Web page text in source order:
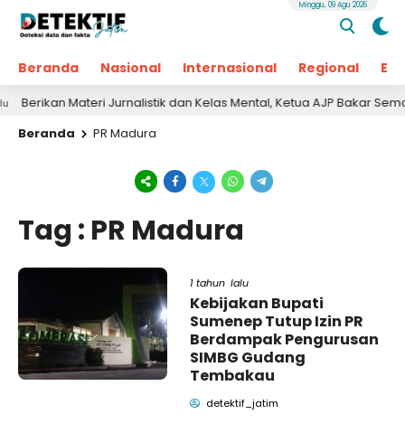
Beranda Nasional Internasional Regional
Minggu, 09 Agu 2026
Materi Jurnalistik dan Kelas Mental, Ketua AJP Bakar
Beranda
PR Madura
Tag : PR Madura
1 tahun lalu
Kebijakan Bupati
Sumenep Tutup Izin PR
Berdampak Pengurusan
SIMBG Gudang
Tembakau
detektif_jatim